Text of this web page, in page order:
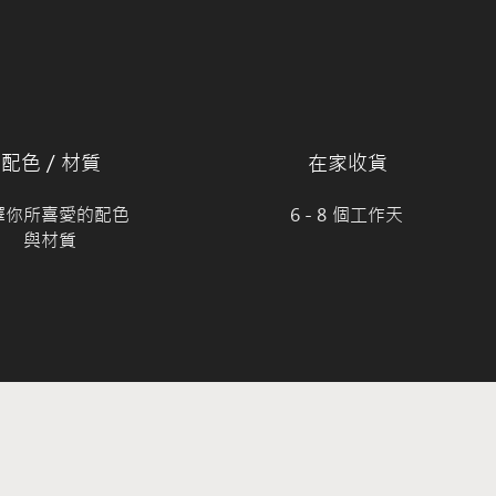
​配色 / 材質
你所喜愛的配色
與材質
​在家收貨
6 - 8 個工作天